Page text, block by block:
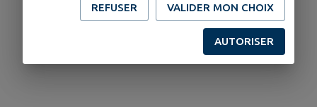
REFUSER VALIDER MON CHOIX
AUTORISER